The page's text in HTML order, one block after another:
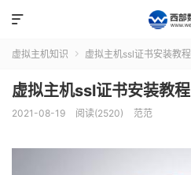

虚拟主机知识  虚拟主机ssl证书安装教程
虚拟主机ssl证书安装教程
2021-08-19 阅读(2520) 范范